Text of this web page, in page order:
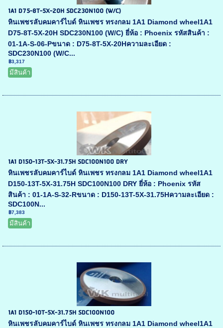
1A1 D75-8T-5X-20H SDC230N100 (W/C)
หินเพชรลับคมคาร์ไบด์ หินเพชร ทรงกลม 1A1 Diamond wheel1A1
D75-8T-5X-20H SDC230N100 (W/C) ยี่ห้อ : Phoenix รหัสสินค้า :
01-1A-S-06-Pขนาด : D75-8T-5X-20Hความละเอียด :
SDC230N100 (W/C...
฿3,317
มีสินค้า
1A1 D150-13T-5X-31.75H SDC100N100 DRY
หินเพชรลับคมคาร์ไบด์ หินเพชร ทรงกลม 1A1 Diamond wheel1A1
D150-13T-5X-31.75H SDC100N100 DRY ยี่ห้อ : Phoenix รหัส
สินค้า : 01-1A-S-32-Rขนาด : D150-13T-5X-31.75Hความละเอียด :
SDC100N...
฿7,383
มีสินค้า
1A1 D150-10T-5X-31.75H SDC100N100
หินเพชรลับคมคาร์ไบด์ หินเพชร ทรงกลม 1A1 Diamond wheel1A1